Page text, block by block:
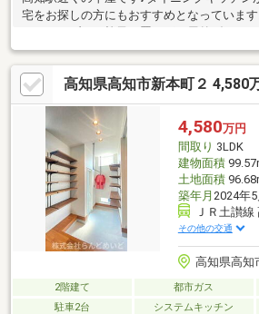
宅をお探しの方にもおすすめとなっていま
スにもなります◎
高知県高知市新本町２ 4,580
4,580万円
間取り 3LDK
建物面積
土地面積
築年月 2024年
ＪＲ土讃
その他の交通
高知県高知
2階建て 都市ガス
駐車2台
システムキッチン